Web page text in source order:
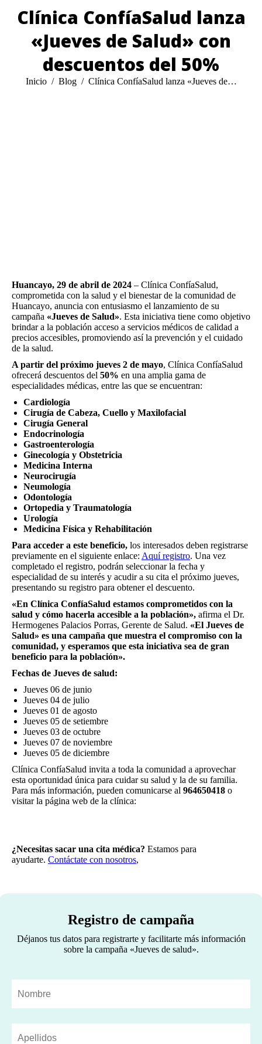
Clínica ConfíaSalud lanza
«Jueves de Salud» con
descuentos del 50%
Estás aquí:
Inicio Blog Clínica ConfíaSalud lanza «Jueves de…
Huancayo, 29 de abril de 2024 – Clínica ConfíaSalud,
comprometida con la salud y el bienestar de la comunidad de
Huancayo, anuncia con entusiasmo el lanzamiento de su
campaña «Jueves de Salud». Esta iniciativa tiene como objetivo
brindar a la población acceso a servicios médicos de calidad a
precios accesibles, promoviendo así la prevención y el cuidado
de la salud.
A partir del próximo jueves 2 de mayo, Clínica ConfíaSalud
ofrecerá descuentos del 50% en una amplia gama de
especialidades médicas, entre las que se encuentran:
Cardiología
Cirugía de Cabeza, Cuello y Maxilofacial
Cirugía General
Endocrinología
Gastroenterología
Ginecología y Obstetricia
Medicina Interna
Neurocirugía
Neumología
Odontología
Ortopedia y Traumatología
Urología
Medicina Física y Rehabilitación
Para acceder a este beneficio, los interesados deben registrarse
previamente en el siguiente enlace: Aquí registro. Una vez
completado el registro, podrán seleccionar la fecha y
especialidad de su interés y acudir a su cita el próximo jueves,
presentando su registro para obtener el descuento.
«En Clínica ConfíaSalud estamos comprometidos con la
salud y cómo hacerla accesible a la población», afirma el Dr.
Hermogenes Palacios Porras, Gerente de Salud. «El Jueves de
Salud» es una campaña que muestra el compromiso con la
comunidad, y esperamos que esta iniciativa sea de gran
beneficio para la población».
Fechas de Jueves de salud:
Jueves 06 de junio
Jueves 04 de julio
Jueves 01 de agosto
Jueves 05 de setiembre
Jueves 03 de octubre
Jueves 07 de noviembre
Jueves 05 de diciembre
Clínica ConfíaSalud invita a toda la comunidad a aprovechar
esta oportunidad única para cuidar su salud y la de su familia.
Para más información, pueden comunicarse al 964650418 o
visitar la página web de la clínica:
¿Necesitas sacar una cita médica? Estamos para
ayudarte. Contáctate con nosotros,
Registro de campaña
Déjanos tus datos para registrarte y facilitarte más información
sobre la campaña «Jueves de salud».
(Obligatorio)
(Obligatorio)